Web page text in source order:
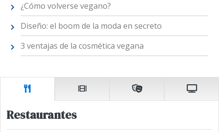
¿Cómo volverse vegano?
Diseño: el boom de la moda en secreto
3 ventajas de la cosmética vegana
Restaurantes